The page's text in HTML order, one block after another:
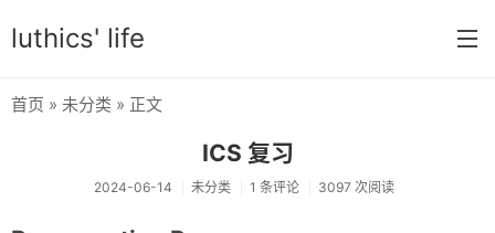
luthics' life
分类
首页 » 未分类 » 正文
ICS 复习
2024-06-14 未分类 1 条评论 3097 次阅读